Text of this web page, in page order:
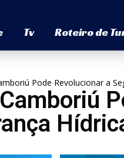
Tv Roteiro de
Pode Revolucionar a